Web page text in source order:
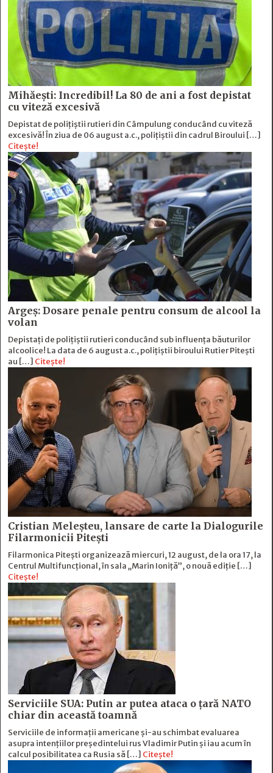
Mihăești: Incredibil! La 80 de ani a fost depistat
cu viteză excesivă
Depistat de polițiștii rutieri din Câmpulung conducând cu viteză
excesivă! În ziua de 06 august a.c., polițiștii din cadrul Biroului […]
Citește!
Argeș: Dosare penale pentru consum de alcool la
volan
Depistați de polițiștii rutieri conducând sub influența băuturilor
alcoolice! La data de 6 august a.c., polițiștii biroului Rutier Pitești
au […] Citește!
Cristian Meleșteu, lansare de carte la Dialogurile
Filarmonicii Pitești
Filarmonica Pitești organizează miercuri, 12 august, de la ora 17, la
Centrul Multifuncțional, în sala „Marin Ioniță”, o nouă ediție […]
Citește!
Serviciile SUA: Putin ar putea ataca o țară NATO
chiar din această toamnă
Serviciile de informații americane și-au schimbat evaluarea
asupra intențiilor președintelui rus Vladimir Putin și iau acum în
calcul posibilitatea ca Rusia să […] Citește!